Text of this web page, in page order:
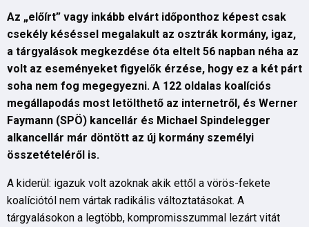
Az „előírt” vagy inkább elvárt időponthoz képest csak
csekély késéssel megalakult az osztrák kormány, igaz,
a tárgyalások megkezdése óta eltelt 56 napban néha az
volt az eseményeket figyelők érzése, hogy ez a két párt
soha nem fog megegyezni. A 122 oldalas koalíciós
megállapodás most letölthető az internetről, és Werner
Faymann (SPÖ) kancellár és Michael Spindelegger
alkancellár már döntött az új kormány személyi
összetételéről is.
A kiderül: igazuk volt azoknak akik ettől a vörös-fekete
koalíciótól nem vártak radikális változtatásokat. A
tárgyalásokon a legtöbb, kompromisszummal lezárt vitát